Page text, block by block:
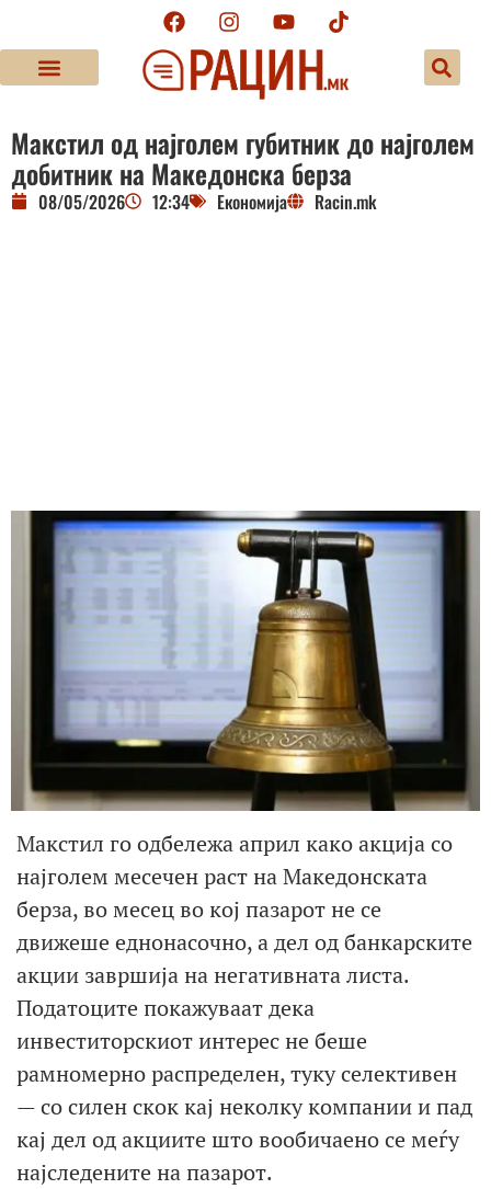
Макстил од најголем губитник до најголем
добитник на Македонска берза
08/05/2026 12:34 Економија Racin.mk
Макстил го одбележа април како акција со
најголем месечен раст на Македонската
берза, во месец во кој пазарот не се
движеше еднонасочно, а дел од банкарските
акции завршија на негативната листа.
Податоците покажуваат дека
инвеститорскиот интерес не беше
рамномерно распределен, туку селективен
— со силен скок кај неколку компании и пад
кај дел од акциите што вообичаено се меѓу
најследените на пазарот.